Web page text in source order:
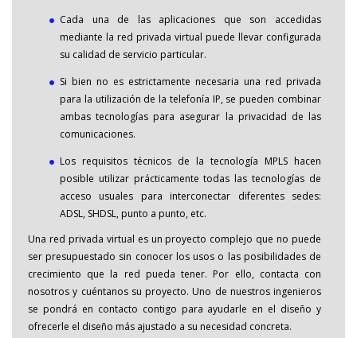
Cada una de las aplicaciones que son accedidas
mediante la red privada virtual puede llevar configurada
su calidad de servicio particular.
Si bien no es estrictamente necesaria una red privada
para la utilización de la telefonía IP, se pueden combinar
ambas tecnologías para asegurar la privacidad de las
comunicaciones.
Los requisitos técnicos de la tecnología MPLS hacen
posible utilizar prácticamente todas las tecnologías de
acceso usuales para interconectar diferentes sedes:
ADSL, SHDSL, punto a punto, etc.
Una red privada virtual es un proyecto complejo que no puede
ser presupuestado sin conocer los usos o las posibilidades de
crecimiento que la red pueda tener. Por ello, contacta con
nosotros y cuéntanos su proyecto. Uno de nuestros ingenieros
se pondrá en contacto contigo para ayudarle en el diseño y
ofrecerle el diseño más ajustado a su necesidad concreta.